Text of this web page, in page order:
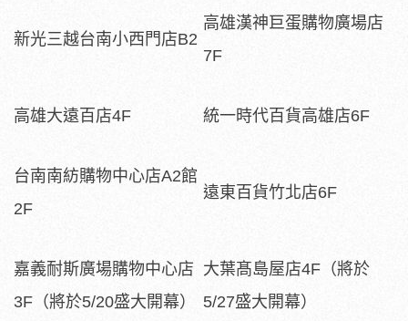
新光三越台南小西門店B2
高雄漢神巨蛋購物廣場店
7F
高雄大遠百店4F 統一時代百貨高雄店6F
台南南紡購物中心店A2館
2F
遠東百貨竹北店6F
嘉義耐斯廣場購物中心店
3F（將於5/20盛大開幕）
大葉髙島屋店4F（將於
5/27盛大開幕）